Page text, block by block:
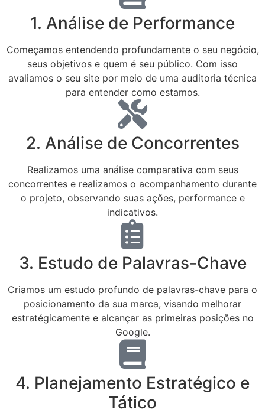
1. Análise de Performance
Começamos entendendo profundamente o seu negócio,
seus objetivos e quem é seu público. Com isso
avaliamos o seu site por meio de uma auditoria técnica
para entender como estamos.
2. Análise de Concorrentes
Realizamos uma análise comparativa com seus
concorrentes e realizamos o acompanhamento durante
o projeto, observando suas ações, performance e
indicativos.
3. Estudo de Palavras-Chave
Criamos um estudo profundo de palavras-chave para o
posicionamento da sua marca, visando melhorar
estratégicamente e alcançar as primeiras posições no
Google.
4. Planejamento Estratégico e
Tático